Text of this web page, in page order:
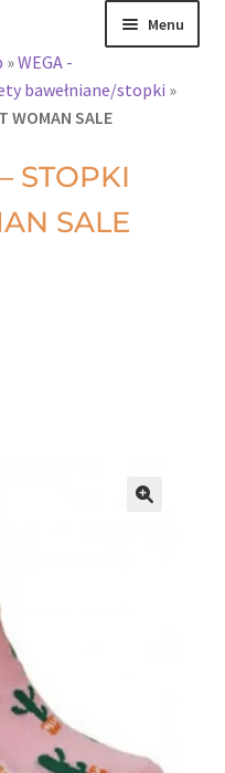
Menu
»WEGA -
bawełniane/stopki »
WOMAN SALE
STOPKI
SALE